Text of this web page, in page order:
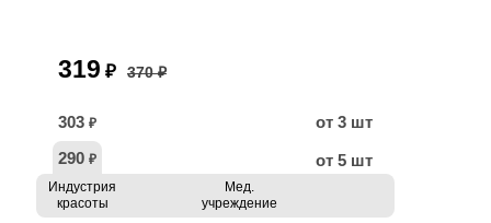
319 ₽ 370 ₽
303 ₽
от 3 шт
290 ₽ от 5 шт
Индустрия
красоты
Мед.
учреждение